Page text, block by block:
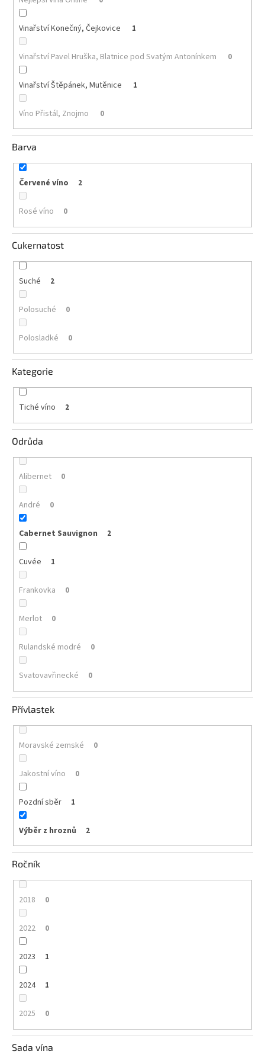
nabídka
Poslední
láhve
skladem
Cuvée
vína
Klarety
Vína
jakosti
Víno
podle
obsahu
balení
vína
Delikatesy
vínu
BiB
-
objem
Ostatní
vína
Značky
Vinařství Konečný, Čejkovice 1
Vinařství Pavel Hruška, Blatnice pod Svatým Antonínkem 0
Vinařství Štěpánek, Mutěnice 1
Víno Přistál, Znojmo 0
Barva
Červené víno 2
Rosé víno 0
Cukernatost
Suché 2
Polosuché 0
Polosladké 0
Kategorie
Tiché víno 2
Odrůda
Alibernet 0
André 0
Cabernet Sauvignon 2
Cuvée 1
Frankovka 0
Merlot 0
Rulandské modré 0
Svatovavřinecké 0
Přívlastek
Moravské zemské 0
Jakostní víno 0
Pozdní sběr 1
Výběr z hroznů 2
Ročník
2018 0
2022 0
2023 1
2024 1
2025 0
Sada vína